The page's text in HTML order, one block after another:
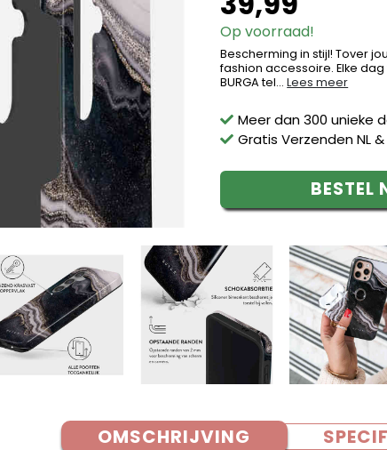
Op voorraad!
Bescherming in stijl! Tover
fashion accessoire. Elke
BURGA tel...Lees meer
Meer dan 300 unieke
Gratis Verzenden NL &
BESTEL
OMSCHRIJVING